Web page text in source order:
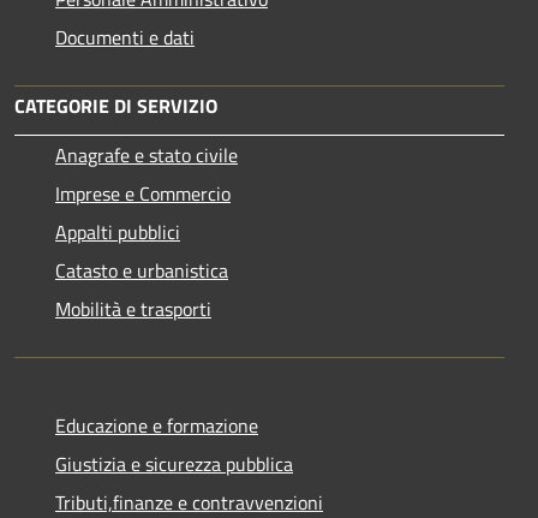
Documenti e dati
CATEGORIE DI SERVIZIO
Anagrafe e stato civile
Imprese e Commercio
Appalti pubblici
Catasto e urbanistica
Mobilità e trasporti
Educazione e formazione
Giustizia e sicurezza pubblica
Tributi,finanze e contravvenzioni